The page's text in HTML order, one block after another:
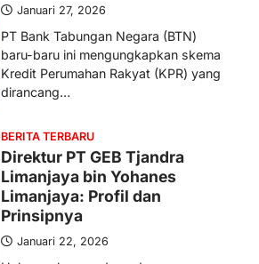
Januari 27, 2026
PT Bank Tabungan Negara (BTN)
baru-baru ini mengungkapkan skema
Kredit Perumahan Rakyat (KPR) yang
dirancang…
BERITA TERBARU
Direktur PT GEB Tjandra
Limanjaya bin Yohanes
Limanjaya: Profil dan
Prinsipnya
Januari 22, 2026